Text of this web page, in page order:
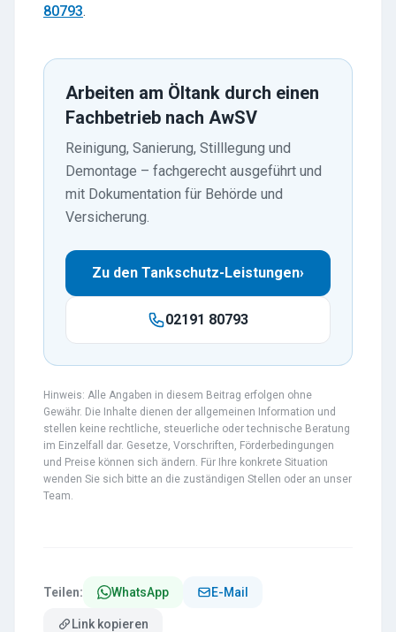
80793.
Arbeiten am Öltank durch einen
Fachbetrieb nach AwSV
Reinigung, Sanierung, Stilllegung und
Demontage – fachgerecht ausgeführt und
mit Dokumentation für Behörde und
Versicherung.
Zu den Tankschutz-Leistungen›
02191 80793
Hinweis: Alle Angaben in diesem Beitrag erfolgen ohne
Gewähr. Die Inhalte dienen der allgemeinen Information und
stellen keine rechtliche, steuerliche oder technische Beratung
im Einzelfall dar. Gesetze, Vorschriften, Förderbedingungen
und Preise können sich ändern. Für Ihre konkrete Situation
wenden Sie sich bitte an die zuständigen Stellen oder an unser
Team.
Teilen: WhatsApp E-Mail
Link kopieren